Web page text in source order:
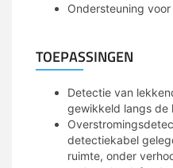
Ondersteuning
TOEPASSINGEN
Detectie van
gewikkeld langs de
detectiekabel
ruimte, onder